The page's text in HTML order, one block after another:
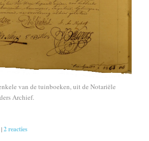
van de tuinboeken, uit de Notariële
Archief.
|2reacties